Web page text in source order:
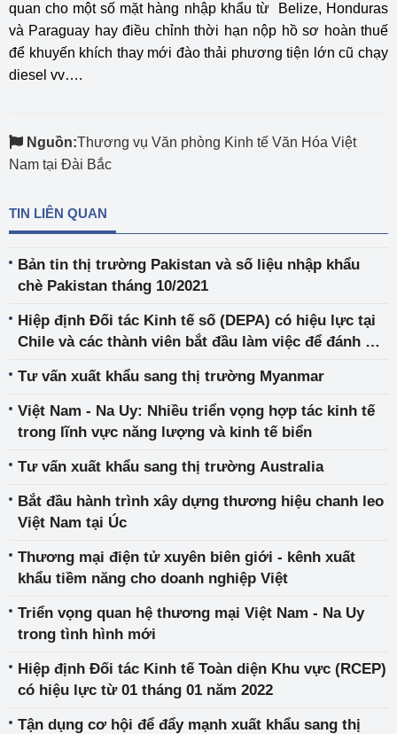
quan cho một số mặt hàng nhập khẩu từ Belize, Honduras
và Paraguay hay điều chỉnh thời hạn nộp hồ sơ hoàn thuế
để khuyến khích thay mới đào thải phương tiện lớn cũ chạy
diesel vv….
Nguồn:Thương vụ Văn phòng Kinh tế Văn Hóa Việt
Nam tại Đài Bắc
TIN LIÊN QUAN
Bản tin thị trường Pakistan và số liệu nhập khẩu
chè Pakistan tháng 10/2021
Hiệp định Đối tác Kinh tế số (DEPA) có hiệu lực tại
Chile và các thành viên bắt đầu làm việc để đánh giá
Tư vấn xuất khẩu sang thị trường Myanmar
Việt Nam - Na Uy: Nhiều triển vọng hợp tác kinh tế
trong lĩnh vực năng lượng và kinh tế biển
Tư vấn xuất khẩu sang thị trường Australia
Bắt đầu hành trình xây dựng thương hiệu chanh leo
Việt Nam tại Úc
Thương mại điện tử xuyên biên giới - kênh xuất
khẩu tiềm năng cho doanh nghiệp Việt
Triển vọng quan hệ thương mại Việt Nam - Na Uy
trong tình hình mới
Hiệp định Đối tác Kinh tế Toàn diện Khu vực (RCEP)
có hiệu lực từ 01 tháng 01 năm 2022
Tận dụng cơ hội để đẩy mạnh xuất khẩu sang thị